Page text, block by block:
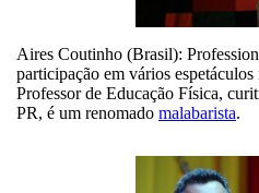
Aires Coutinho (Brasil):
participação em vários
Professor de Educação Física,
PR, é um renomadomalabarista.